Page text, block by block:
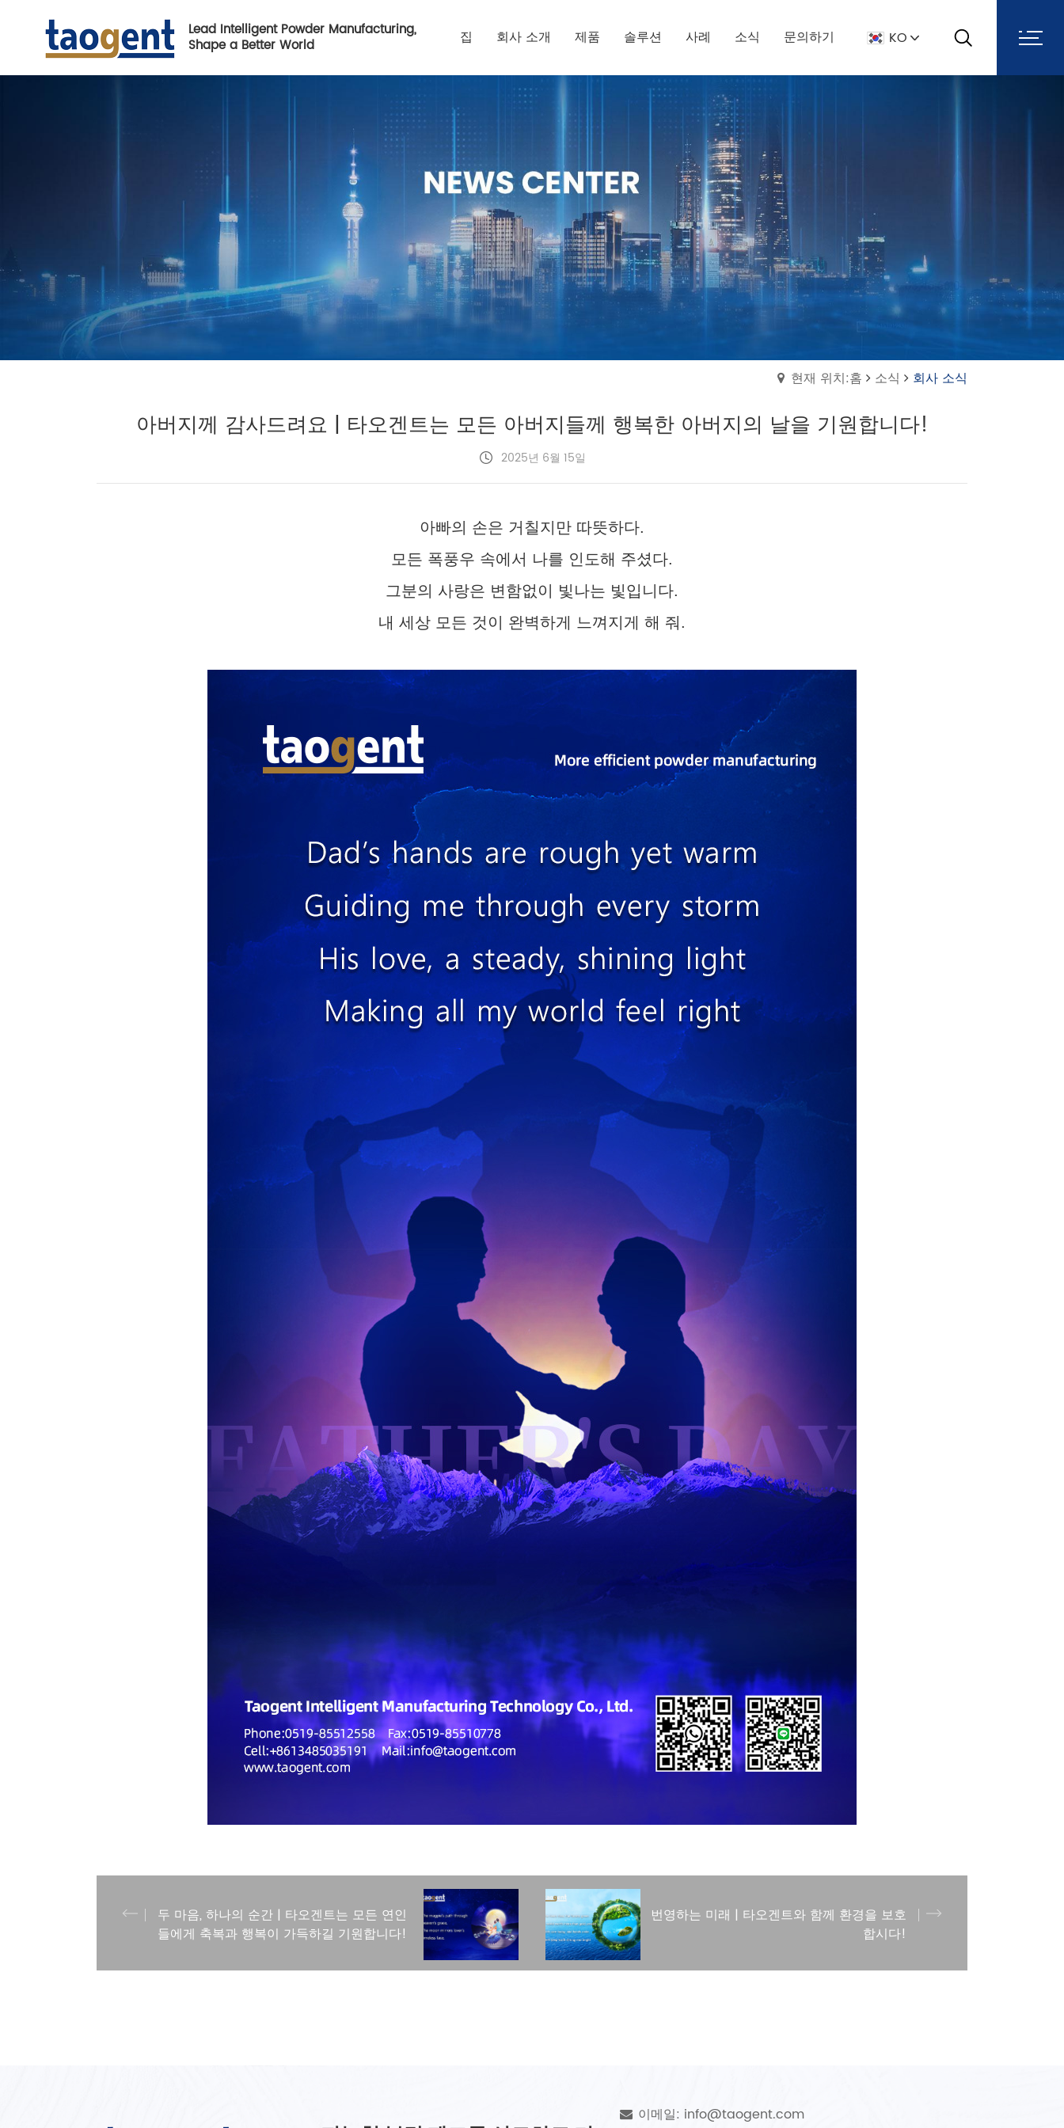
Lead Intelligent Powder Manufacturing,
Shape a Better World
집 회사 소개 제품 솔루션 사례 소식 문의하기 KO
현재 위치:홈 소식 회사 소식
아버지께 감사드려요 | 타오겐트는 모든 아버지들께 행복한 아버지의 날을 기원합니다!
2025년 6월 15일
아빠의 손은 거칠지만 따뜻하다.
모든 폭풍우 속에서 나를 인도해 주셨다.
그분의 사랑은 변함없이 빛나는 빛입니다.
내 세상 모든 것이 완벽하게 느껴지게 해 줘.
두 마음, 하나의 순간 | 타오겐트는 모든 연인
들에게 축복과 행복이 가득하길 기원합니다!
번영하는 미래 | 타오겐트와 함께 환경을 보호
합시다!
이메일: info@taogent.com